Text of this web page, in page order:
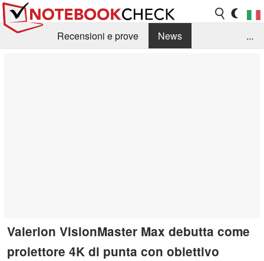
Recensioni e prove
News
...
Valerion VisionMaster Max debutta come
proiettore 4K di punta con obiettivo